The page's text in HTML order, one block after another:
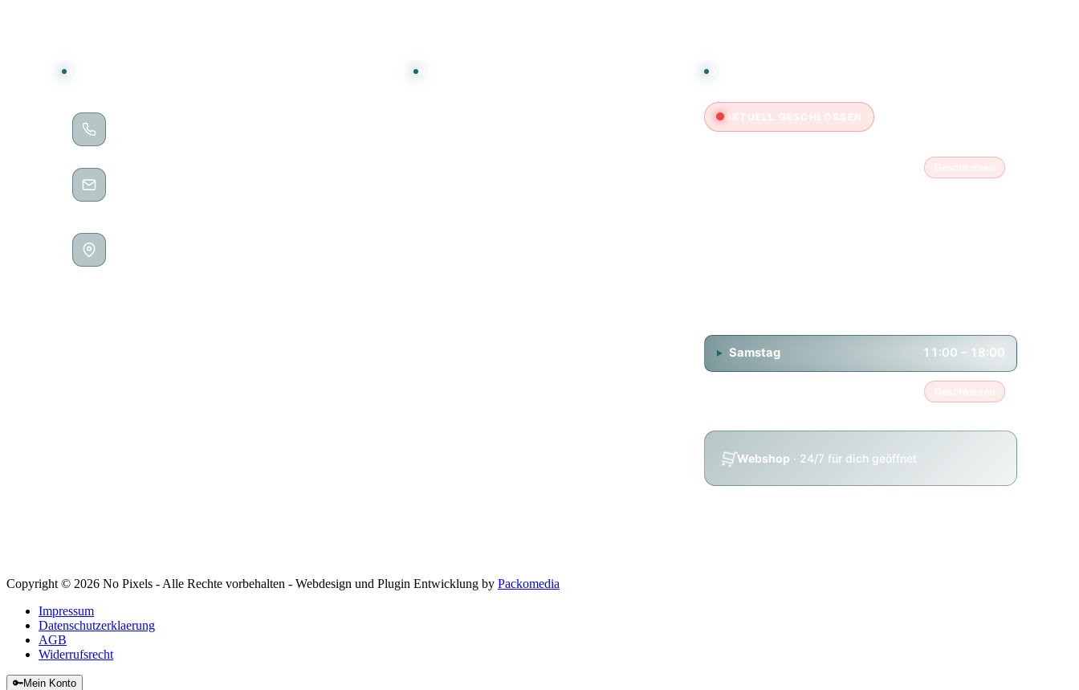
Samstag 11:00 – 18:00
🛒Webshop · 24/7 für dich geöffnet
Copyright © 2026 No Pixels - Alle Rechte vorbehalten - Webdesign und Plugin Entwicklung by Packomedia
Impressum
Datenschutzerklaerung
AGB
Widerrufsrecht
🔑Mein Konto